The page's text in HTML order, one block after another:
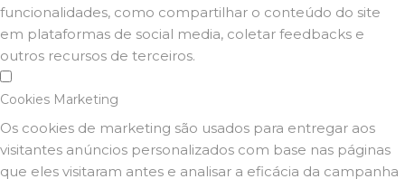
funcionalidades, como compartilhar o conteúdo do site
em plataformas de social media, coletar feedbacks e
outros recursos de terceiros.
Cookies Marketing
Os cookies de marketing são usados para entregar aos
visitantes anúncios personalizados com base nas páginas
que eles visitaram antes e analisar a eficácia da campanha